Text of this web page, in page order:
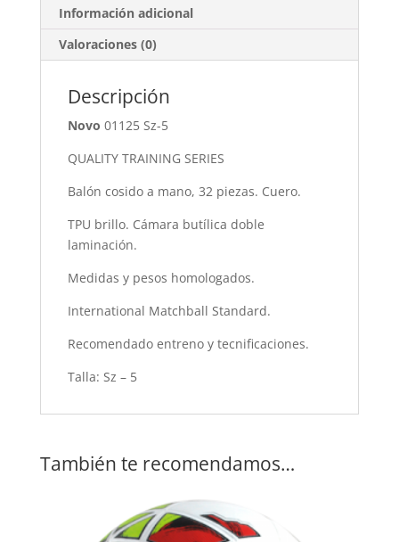
Información adicional
Valoraciones (0)
Descripción
Novo 01125 Sz-5
QUALITY TRAINING SERIES
Balón cosido a mano, 32 piezas. Cuero.
TPU brillo. Cámara butílica doble
laminación.
Medidas y pesos homologados.
International Matchball Standard.
Recomendado entreno y tecnificaciones.
Talla: Sz – 5
También te recomendamos…